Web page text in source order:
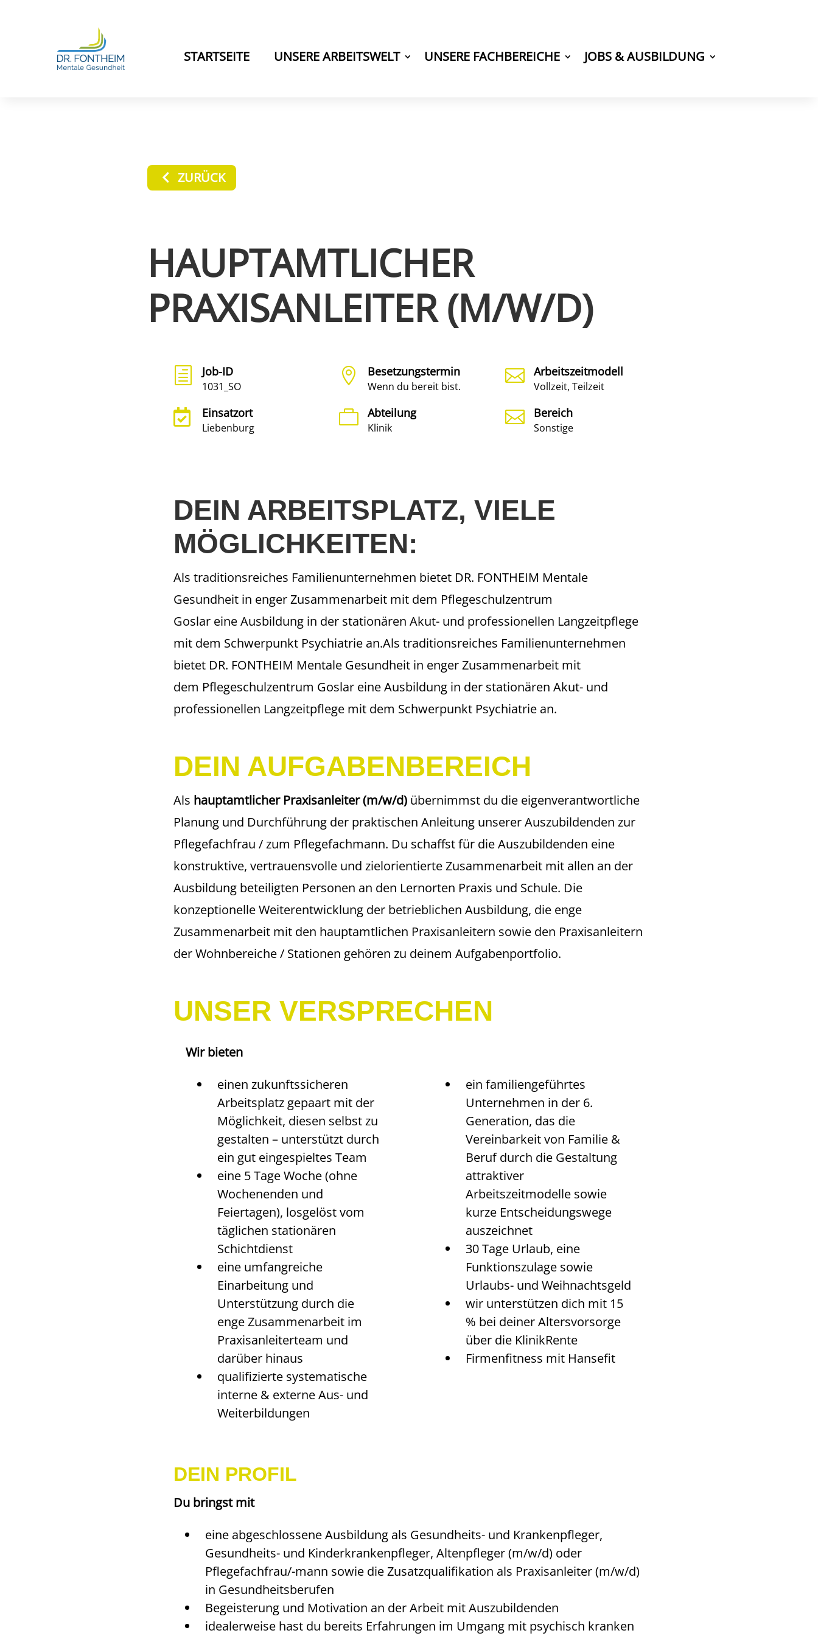
STARTSEITE UNSERE ARBEITSWELT UNSERE FACHBEREICHE JOBS & AUSBILDUNG
ZURÜCK
HAUPTAMTLICHER
PRAXISANLEITER (M/W/D)
h Job-ID
1031_SO
 Einsatzort
Liebenburg
 Besetzungstermin
Wenn du bereit bist.
 Abteilung
Klinik
 Arbeitszeitmodell
Vollzeit, Teilzeit
 Bereich
Sonstige
DEIN ARBEITSPLATZ, VIELE
MÖGLICHKEITEN:
Als traditionsreiches Familienunternehmen bietet DR. FONTHEIM Mentale
Gesundheit in enger Zusammenarbeit mit dem Pflegeschulzentrum
Goslar eine Ausbildung in der stationären Akut- und professionellen Langzeitpflege
mit dem Schwerpunkt Psychiatrie an.Als traditionsreiches Familienunternehmen
bietet DR. FONTHEIM Mentale Gesundheit in enger Zusammenarbeit mit
dem Pflegeschulzentrum Goslar eine Ausbildung in der stationären Akut- und
professionellen Langzeitpflege mit dem Schwerpunkt Psychiatrie an.
DEIN AUFGABENBEREICH
Als hauptamtlicher Praxisanleiter (m/w/d)übernimmst du die eigenverantwortliche
Planung und Durchführung der praktischen Anleitung unserer Auszubildenden zur
Pflegefachfrau / zum Pflegefachmann. Du schaffst für die Auszubildenden eine
konstruktive, vertrauensvolle und zielorientierte Zusammenarbeit mit allen an der
Ausbildung beteiligten Personen an den Lernorten Praxis und Schule. Die
konzeptionelle Weiterentwicklung der betrieblichen Ausbildung, die enge
Zusammenarbeit mit den hauptamtlichen Praxisanleitern sowie den Praxisanleitern
der Wohnbereiche / Stationen gehören zu deinem Aufgabenportfolio.
UNSER VERSPRECHEN
Wir bieten
einen zukunftssicheren
Arbeitsplatz gepaart mit der
Möglichkeit, diesen selbst zu
gestalten – unterstützt durch
ein gut eingespieltes Team
eine 5 Tage Woche (ohne
Wochenenden und
Feiertagen), losgelöst vom
täglichen stationären
Schichtdienst
eine umfangreiche
Einarbeitung und
Unterstützung durch die
enge Zusammenarbeit im
Praxisanleiterteam und
darüber hinaus
qualifizierte systematische
interne & externe Aus- und
Weiterbildungen
ein familiengeführtes
Unternehmen in der 6.
Generation, das die
Vereinbarkeit von Familie &
Beruf durch die Gestaltung
attraktiver
Arbeitszeitmodelle sowie
kurze Entscheidungswege
auszeichnet
30 Tage Urlaub, eine
Funktionszulage sowie
Urlaubs- und Weihnachtsgeld
wir unterstützen dich mit 15
% bei deiner Altersvorsorge
über die KlinikRente
Firmenfitness mit Hansefit
DEIN PROFIL
Du bringst mit
eine abgeschlossene Ausbildung als Gesundheits- und Krankenpfleger,
Gesundheits- und Kinderkrankenpfleger, Altenpfleger (m/w/d) oder
Pflegefachfrau/-mann sowie die Zusatzqualifikation als Praxisanleiter (m/w/d)
in Gesundheitsberufen
Begeisterung und Motivation an der Arbeit mit Auszubildenden
idealerweise hast du bereits Erfahrungen im Umgang mit psychisch kranken